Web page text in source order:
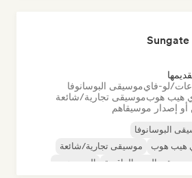
Sungate
لو-فايموسيقى البوسانوفا
هيب هوبموسيقى تجارية/شائعة
أو إصدار موسيقاهم
البوسانوفا
هيب هوب
موسيقى تجارية/شائعة
موسيقى البوب الراقصة
الهيب هوب